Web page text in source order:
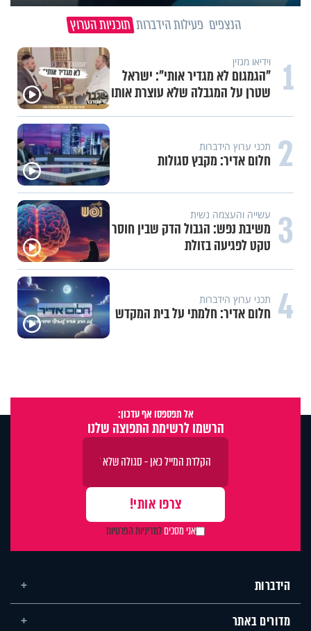
הנצפים פעילות הידברות תוכניות הערוץ
1 וידיאו מגזין
"הגמגום לא מגדיר אותי": ישראל
שטרן על המגבלה שלא עוצרת אותו
2 תכני ערוץ הידברות
חלום אדיר: מקבץ סגולות
3 עשייה והעצמה נשית
משיבת נפש: הגבול הדק שבין חוסר
טקט לפגיעה בזולת
4 תכני ערוץ הידברות
חלום אדיר: חלמתי על בית המקדש
אל תפספסו אף עדכון:
הרשמו לרשימת התפוצה שלנו
אני מסכיםלמדיניות הפרטיות
הידברות
מדורים באתר